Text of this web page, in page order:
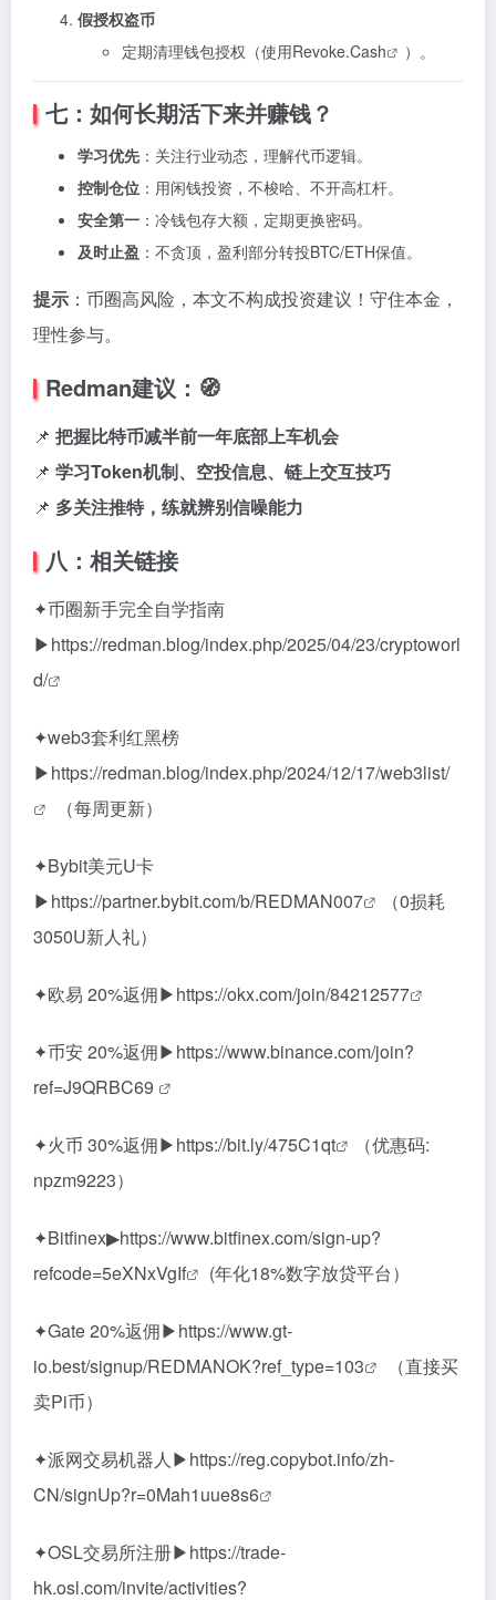
假授权盗币
定期清理钱包授权（使用Revoke.Cash ）。
七：如何长期活下来并赚钱？
学习优先 ：关注行业动态，理解代币逻辑。
控制仓位 ：用闲钱投资，不梭哈、不开高杠杆。
安全第一 ：冷钱包存大额，定期更换密码。
及时止盈 ：不贪顶，盈利部分转投BTC/ETH保值。
提示 ：币圈高风险，本文不构成投资建议！守住本金，
理性参与。
Redman建议：🧭
📌 把握比特币减半前一年底部上车机会
📌 学习Token机制、空投信息、链上交互技巧
📌 多关注推特，练就辨别信噪能力
八：相关链接
✦币圈新手完全自学指南
▶https://redman.blog/index.php/2025/04/23/cryptoworl
d/
✦web3套利红黑榜
▶https://redman.blog/index.php/2024/12/17/web3list/
（每周更新）
✦Bybit美元U卡
▶https://partner.bybit.com/b/REDMAN007
（0损耗
3050U新人礼）
✦欧易 20%返佣▶https://okx.com/join/84212577
✦币安 20%返佣▶https://www.binance.com/join?
ref=J9QRBC69
✦火币 30%返佣▶https://bit.ly/475C1qt
（优惠码:
npzm9223）
✦Bitfinex▶https://www.bitfinex.com/sign-up?
refcode=5eXNxVgIf
(年化18%数字放贷平台）
✦Gate 20%返佣▶https://www.gt-
io.best/signup/REDMANOK?ref_type=103
（直接买
卖Pi币）
✦派网交易机器人▶https://reg.copybot.info/zh-
CN/signUp?r=0Mah1uue8s6
✦OSL交易所注册▶https://trade-
hk.osl.com/invite/activities?